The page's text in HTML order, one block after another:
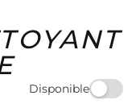
Bons
Plans
Disponible